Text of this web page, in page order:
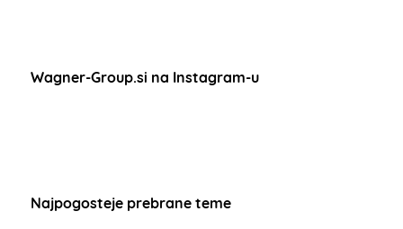
Wagner-Group.si na Instagram-u
Najpogosteje prebrane teme